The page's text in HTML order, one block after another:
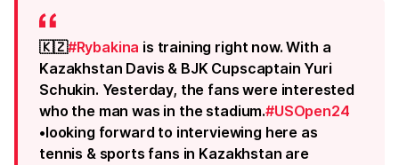
🇰🇿#Rybakina is training right now. With a
Kazakhstan Davis & BJK Cupscaptain Yuri
Schukin. Yesterday, the fans were interested
who the man was in the stadium.#USOpen24
•looking forward to interviewing here as
tennis & sports fans in Kazakhstan are